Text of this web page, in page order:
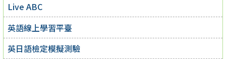
Live ABC
英語線上學習平臺
英日語檢定模擬測驗